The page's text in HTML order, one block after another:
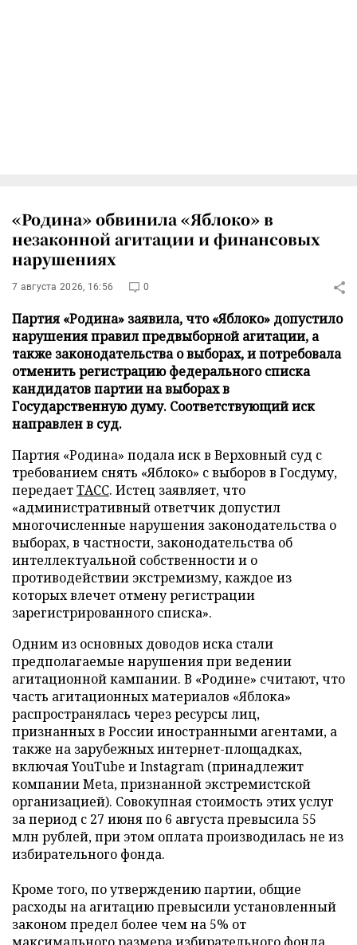
«Родина» обвинила «Яблоко» в
незаконной агитации и финансовых
нарушениях
7 августа 2026, 16:56 0
Партия «Родина» заявила, что «Яблоко» допустило
нарушения правил предвыборной агитации, а
также законодательства о выборах, и потребовала
отменить регистрацию федерального списка
кандидатов партии на выборах в
Государственную думу. Соответствующий иск
направлен в суд.
Партия «Родина» подала иск в Верховный суд с
требованием снять «Яблоко» с выборов в Госдуму,
передаетТАСС. Истец заявляет, что
«административный ответчик допустил
многочисленные нарушения законодательства о
выборах, в частности, законодательства об
интеллектуальной собственности и о
противодействии экстремизму, каждое из
которых влечет отмену регистрации
зарегистрированного списка».
Одним из основных доводов иска стали
предполагаемые нарушения при ведении
агитационной кампании. В «Родине» считают, что
часть агитационных материалов «Яблока»
распространялась через ресурсы лиц,
признанных в России иностранными агентами, а
также на зарубежных интернет-площадках,
включая YouTube и Instagram (принадлежит
компании Meta, признанной экстремистской
организацией). Совокупная стоимость этих услуг
за период с 27 июня по 6 августа превысила 55
млн рублей, при этом оплата производилась не из
избирательного фонда.
Кроме того, по утверждению партии, общие
расходы на агитацию превысили установленный
законом предел более чем на 5% от